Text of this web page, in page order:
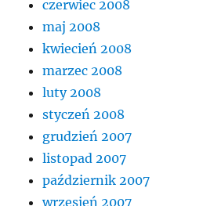
czerwiec 2008
maj 2008
kwiecień 2008
marzec 2008
luty 2008
styczeń 2008
grudzień 2007
listopad 2007
październik 2007
wrzesień 2007